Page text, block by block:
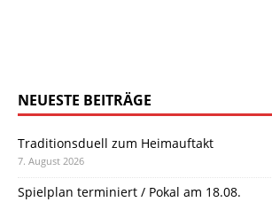
NEUESTE BEITRÄGE
Traditionsduell zum Heimauftakt
7. August 2026
Spielplan terminiert / Pokal am 18.08.